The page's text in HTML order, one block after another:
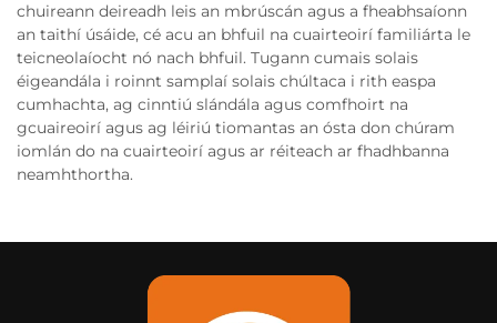
chuireann deireadh leis an mbrúscán agus a fheabhsaíonn
an taithí úsáide, cé acu an bhfuil na cuairteoirí familiárta le
teicneolaíocht nó nach bhfuil. Tugann cumais solais
éigeandála i roinnt samplaí solais chúltaca i rith easpa
cumhachta, ag cinntiú slándála agus comfhoirt na
gcuaireoirí agus ag léiriú tiomantas an ósta don chúram
iomlán do na cuairteoirí agus ar réiteach ar fhadhbanna
neamhthortha.